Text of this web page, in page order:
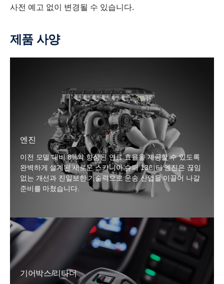
사전 예고 없이 변경될 수 있습니다.
제품 사양
엔진
이전 모델 대비 8%의 향상된 연료 효율을 제공할 수 있도록
완벽하게 설계된 새로운 스카니아 슈퍼 13리터 엔진은 끊임
없는 개선과 진일보한 기술력으로 운송 산업을 이끌어 나갈
준비를 마쳤습니다.
기어박스/리타더